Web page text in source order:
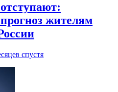
жителям
спустя